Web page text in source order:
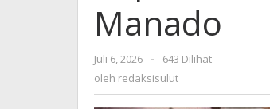
Manado
Juli 6, 2026
oleh
redaksisulut
-
643 Dilihat
oleh redaksisulut